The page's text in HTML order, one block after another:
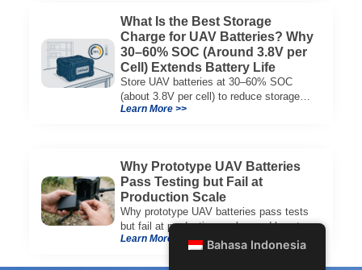
What Is the Best Storage
Charge for UAV Batteries? Why
30–60% SOC (Around 3.8V per
Cell) Extends Battery Life
Store UAV batteries at 30–60% SOC
(about 3.8V per cell) to reduce storage
aging, preserve capacity, and extend
Learn More >>
Why Prototype UAV Batteries
Pass Testing but Fail at
Production Scale
Why prototype UAV batteries pass tests
but fail at production scale—and how to
evaluate suppliers on variation control,
Learn More >> Bahasa Indonesia